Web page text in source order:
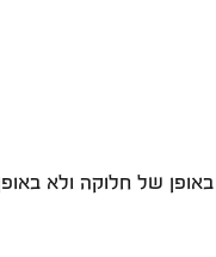
של חלוקה ולא